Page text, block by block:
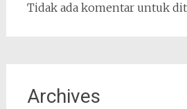
Tidak ada komentar untuk
Archives